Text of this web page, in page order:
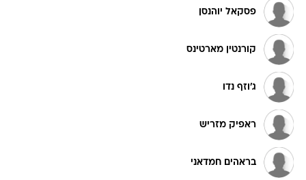
פסקאל יוהנסן
קורנטין מארטינס
ג'וזף נדו
ראפיק מזריש
בראהים חמדאני